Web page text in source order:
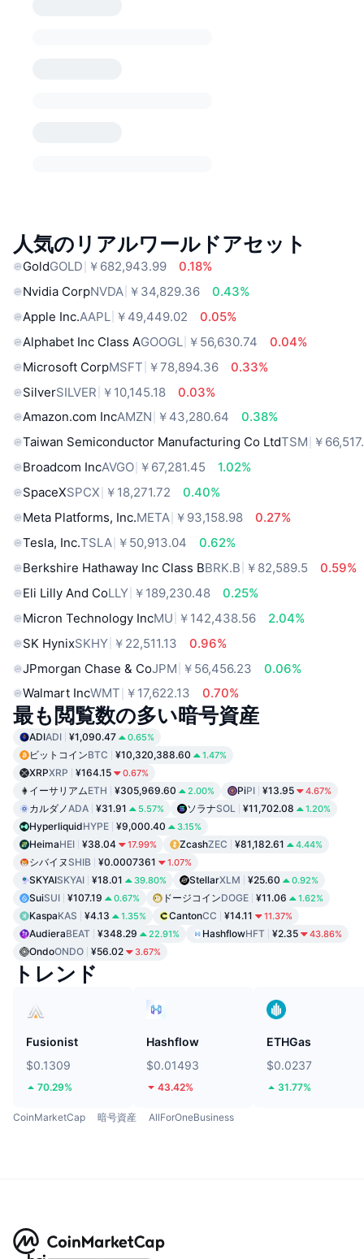
人気のリアルワールドアセット
GoldGOLD ￥682,943.99
0.18%
Nvidia CorpNVDA ￥34,829.36
0.43%
Apple Inc.AAPL ￥49,449.02
0.05%
Alphabet Inc Class AGOOGL ￥56,630.74
0.04%
Microsoft CorpMSFT ￥78,894.36
0.33%
SilverSILVER ￥10,145.18
0.03%
Amazon.com IncAMZN ￥43,280.64
0.38%
Taiwan Semiconductor Manufacturing Co LtdTSM ￥
Broadcom IncAVGO ￥67,281.45
1.02%
SpaceXSPCX ￥18,271.72
0.40%
Meta Platforms, Inc.META ￥93,158.98
0.27%
Tesla, Inc.TSLA ￥50,913.04
0.62%
Berkshire Hathaway Inc Class BBRK.B ￥82,589.5
0.59%
Eli Lilly And CoLLY ￥189,230.48
0.25%
Micron Technology IncMU ￥142,438.56
2.04%
SK HynixSKHY ￥22,511.13
0.96%
JPmorgan Chase & CoJPM ￥56,456.23
0.06%
Walmart IncWMT ￥17,622.13 0.70%
最も閲覧数の多い暗号資産
ADIADI ¥1,090.47 0.65%
ビットコインBTC ¥10,320,388.60 1.47%
XRPXRP ¥164.15 0.67%
イーサリアムETH ¥305,969.60 2.00% PiPI ¥13.95 4.67%
カルダノADA ¥31.91 5.57% ソラナSOL ¥11,702.08 1.20%
HyperliquidHYPE ¥9,000.40 3.15%
HeimaHEI ¥38.04 17.99% ZcashZEC ¥81,182.61 4.44%
シバイヌ SHIB ¥0.0007361 1.07%
SKYAISKYAI ¥18.01 39.80% StellarXLM ¥25.60 0.92%
SuiSUI ¥107.19 0.67% ドージコインDOGE ¥11.06 1.62%
KaspaKAS ¥4.13 1.35% CantonCC ¥14.11 11.37%
AudieraBEAT ¥348.29 22.91% HashflowHFT ¥2.35 43.86%
OndoONDO ¥56.02 3.67%
トレンド
Fusionist
$0.1309
70.29%
Hashflow
$0.01493
43.42%
ETHGas
$0.0237
31.77%
CoinMarketCap 暗号資産 AllForOneBusiness